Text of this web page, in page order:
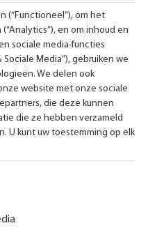
(“Functioneel”), om het
en om inhoud en
sociale media-functies
Media”), gebruiken we
We delen ook
website met onze sociale
die deze kunnen
die ze hebben verzameld
U kunt uw toestemming op elk